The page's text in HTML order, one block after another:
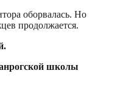
оборвалась. Но
продолжается.
школы